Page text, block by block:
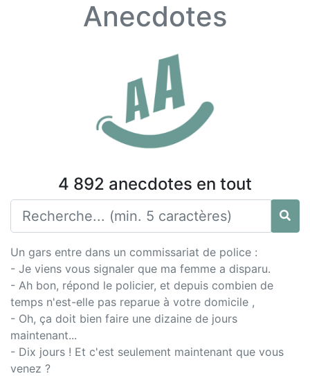
Anecdotes
4 892 anecdotes en tout
Un gars entre dans un commissariat de police :
- Je viens vous signaler que ma femme a disparu.
- Ah bon, répond le policier, et depuis combien de
temps n'est-elle pas reparue à votre domicile ,
- Oh, ça doit bien faire une dizaine de jours
maintenant...
- Dix jours ! Et c'est seulement maintenant que vous
venez ?